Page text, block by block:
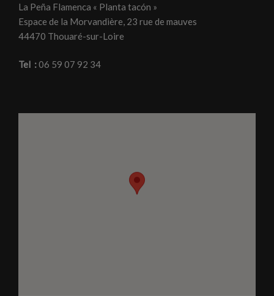
La Peña Flamenca « Planta tacón »
Espace de la Morvandière, 23 rue de mauves
44470 Thouaré-sur-Loire
Tel :06 59 07 92 34